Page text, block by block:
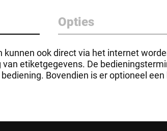
Opties
ook direct via het internet
etiketgegevens. De
Bovendien is er optioneel